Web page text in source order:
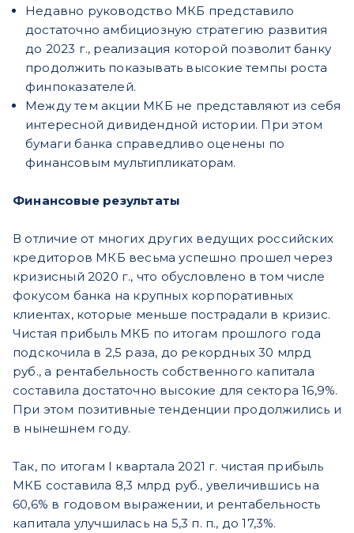
Недавно руководство МКБ представило
достаточно амбициозную стратегию развития
до 2023 г., реализация которой позволит банку
продолжить показывать высокие темпы роста
финпоказателей.
Между тем акции МКБ не представляют из себя
интересной дивидендной истории. При этом
бумаги банка справедливо оценены по
финансовым мультипликаторам.
Финансовые результаты
В отличие от многих других ведущих российских
кредиторов МКБ весьма успешно прошел через
кризисный 2020 г., что обусловлено в том числе
фокусом банка на крупных корпоративных
клиентах, которые меньше пострадали в кризис.
Чистая прибыль МКБ по итогам прошлого года
подскочила в 2,5 раза, до рекордных 30 млрд
руб., а рентабельность собственного капитала
составила достаточно высокие для сектора 16,9%.
При этом позитивные тенденции продолжились и
в нынешнем году.
Так, по итогам I квартала 2021 г. чистая прибыль
МКБ составила 8,3 млрд руб., увеличившись на
60,6% в годовом выражении, и рентабельность
капитала улучшилась на 5,3 п. п., до 17,3%.